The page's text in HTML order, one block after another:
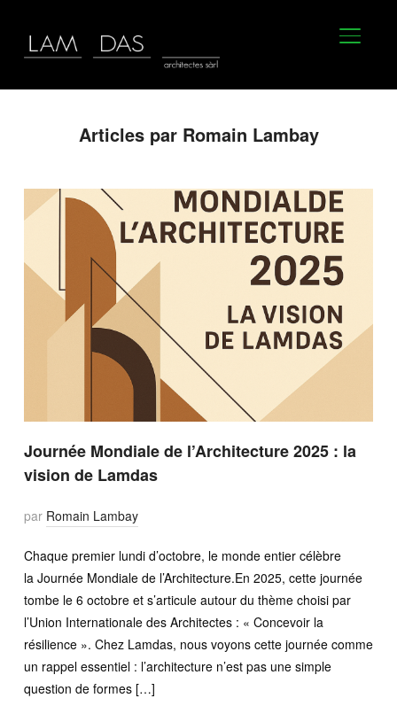
Articles par Romain Lambay
Journée Mondiale de l’Architecture 2025 : la
vision de Lamdas
par Romain Lambay
Chaque premier lundi d’octobre, le monde entier célèbre
la Journée Mondiale de l’Architecture.En 2025, cette journée
tombe le 6 octobre et s’articule autour du thème choisi par
l’Union Internationale des Architectes : « Concevoir la
résilience ». Chez Lamdas, nous voyons cette journée comme
un rappel essentiel : l’architecture n’est pas une simple
question de formes […]